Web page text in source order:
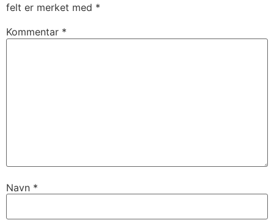
felt er merket med *
Kommentar *
Navn *